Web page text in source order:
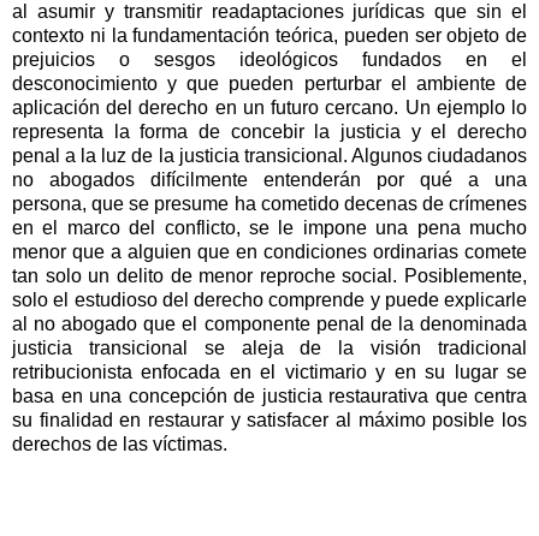
al asumir y transmitir readaptaciones jurídicas que sin el
contexto ni la fundamentación teórica, pueden ser objeto de
prejuicios o sesgos ideológicos fundados en el
desconocimiento y que pueden perturbar el ambiente de
aplicación del derecho en un futuro cercano. Un ejemplo lo
representa la forma de concebir la justicia y el derecho
penal a la luz de la justicia transicional. Algunos ciudadanos
no abogados difícilmente entenderán por qué a una
persona, que se presume ha cometido decenas de crímenes
en el marco del conflicto, se le impone una pena mucho
menor que a alguien que en condiciones ordinarias comete
tan solo un delito de menor reproche social. Posiblemente,
solo el estudioso del derecho comprende y puede explicarle
al no abogado que el componente penal de la denominada
justicia transicional se aleja de la visión tradicional
retribucionista enfocada en el victimario y en su lugar se
basa en una concepción de justicia restaurativa que centra
su finalidad en restaurar y satisfacer al máximo posible los
derechos de las víctimas.